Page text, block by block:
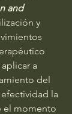
and
y
a
del
la
el momento